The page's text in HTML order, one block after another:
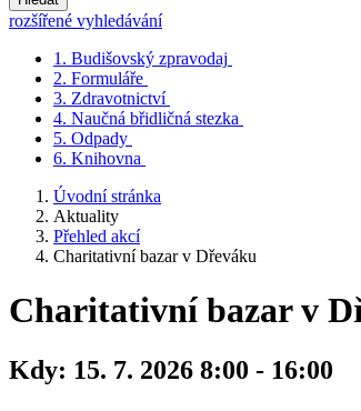
rozšířené vyhledávání
1. Budišovský zpravodaj
2. Formuláře
3. Zdravotnictví
4. Naučná břidličná stezka
5. Odpady
6. Knihovna
Úvodní stránka
Aktuality
Přehled akcí
Charitativní bazar v Dřeváku
Charitativní bazar v
Kdy: 15. 7. 2026 8:00 - 16:00